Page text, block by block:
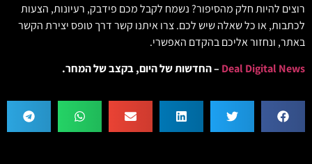
רוצים להיות חלק מהסיפור? נשמח לקבל מכם פידבק, רעיונות, הצעות
לכתבות, או כל שאלה שיש לכם. צרו איתנו קשר דרך טופס יצירת הקשר
באתר, ונחזור אליכם בהקדם האפשרי.
Deal Digital News – החדשות של היום, בקצב של המחר.